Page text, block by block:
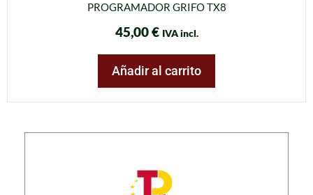
PROGRAMADOR GRIFO TX8
45,00€ IVA incl.
Añadir al carrito